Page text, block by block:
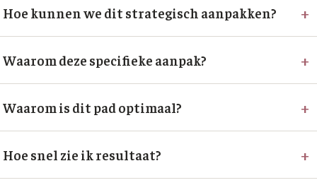
Hoe kunnen we dit strategisch aanpakken? +
Waarom deze specifieke aanpak? +
Waarom is dit pad optimaal? +
Hoe snel zie ik resultaat? +